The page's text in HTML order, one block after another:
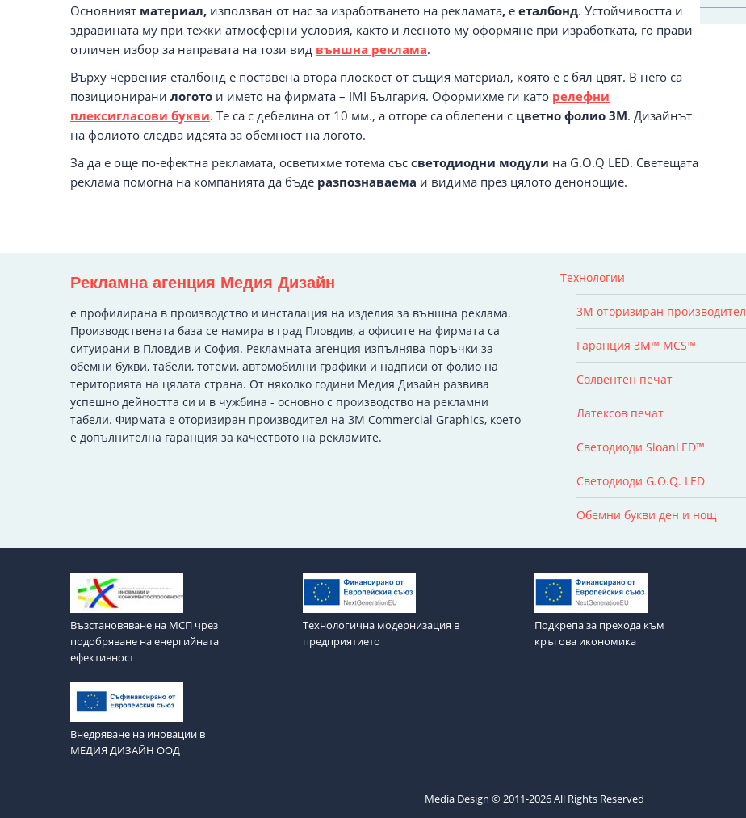
Основният материал, използван от нас за изработването на рекламата, е еталбонд. Устойчивостта и
здравината му при тежки атмосферни условия, както и лесното му оформяне при изработката, го прави
отличен избор за направата на този вид външна реклама.
Върху червения еталбонд е поставена втора плоскост от същия материал, която е с бял цвят. В него са
позиционирани логото и името на фирмата – IMI България. Оформихме ги като релефни
плексигласови букви. Те са с дебелина от 10 мм., а отгоре са облепени с цветно фолио 3M. Дизайнът
на фолиото следва идеята за обемност на логото.
За да е още по-ефектна рекламата, осветихме тотема със светодиодни модули на G.O.Q LED. Светещата
реклама помогна на компанията да бъде разпознаваема и видима през цялото денонощие.
Рекламна агенция Медия Дизайн
e профилирана в производство и инсталация на изделия за външна реклама.
Производствената база се намира в град Пловдив, а офисите на фирмата са
ситуирани в Пловдив и София. Рекламната агенция изпълнява поръчки за
обемни букви, табели, тотеми, автомобилни графики и надписи от фолио на
територията на цялата страна. От няколко години Медия Дизайн развива
успешно дейността си и в чужбина - основно с производство на рекламни
табели. Фирмата е оторизиран производител на 3M Commercial Graphics, което
е допълнителна гаранция за качеството на рекламите.
Технологии
3M оторизиран производител
Гаранция 3M™ MCS™
Солвентен печат
Латексов печат
Светодиоди SloanLED™
Светодиоди G.O.Q. LED
Обемни букви ден и нощ
Възстановяване на МСП чрез
подобряване на енергийната
ефективност
Технологична модернизация в
предприятието
Подкрепа за прехода към
кръгова икономика
Внедряване на иновации в
МЕДИЯ ДИЗАЙН ООД
Media Design © 2011-2026 All Rights Reserved